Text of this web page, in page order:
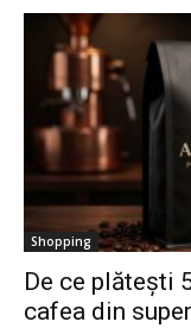
Shopping
De ce plătești
cafea din